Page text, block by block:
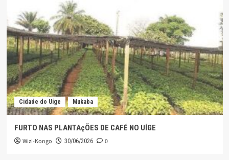
Cidade do Uíge Mukaba
FURTO NAS PLANTAçÕES DE CAFÉ NO UÍGE
Wizi-Kongo 30/06/2026 0